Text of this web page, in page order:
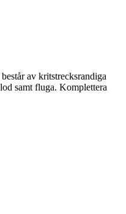
av kritstrecksrandiga
samt fluga. Komplettera